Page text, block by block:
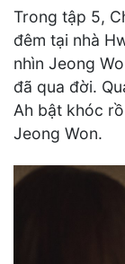
Trong tập 5,
đêm tại nhà
nhìn Jeong
đã qua đời.
Ah bật khóc
Jeong Won.